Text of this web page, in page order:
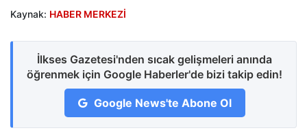
Kaynak: HABER MERKEZİ
İlkses Gazetesi'nden sıcak gelişmeleri anında
öğrenmek için Google Haberler'de bizi takip edin!
Google News'te Abone Ol